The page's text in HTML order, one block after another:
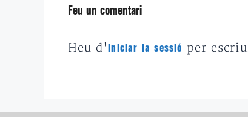
Feu un comentari
Heu d'iniciar la sessió per